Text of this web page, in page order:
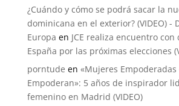
¿Cuándo y cómo se podrá sacar la
dominicana en el exterior? (VIDEO) -
Europa en JCE realiza encuentro
España por las próximas elecciones
porntude en «Mujeres Empoderadas
Empoderan»: 5 años de inspirador
femenino en Madrid (VIDEO)